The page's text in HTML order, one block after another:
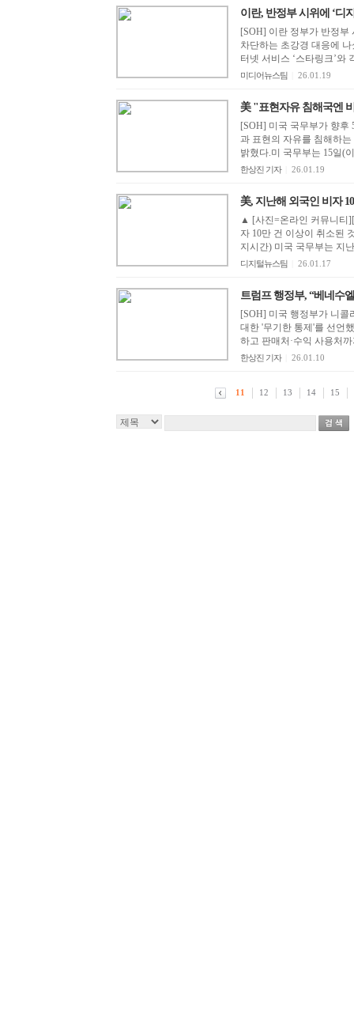
이란, 반정부 시위에 ‘
[SOH] 이란 정부가 반정
차단하는 초강경 대응에
터넷 서비스 ‘스타링크’와
미디어뉴스팀 26.01.19
美 "표현자유 침해국엔
[SOH] 미국 국무부가 향후
과 표현의 자유를 침해하
밝혔다.미 국무부는 15일(
한상진 기자 26.01.19
美, 지난해 외국인 비자
▲ [사진=온라인 커뮤니티
자 10만 건 이상이 취소된
지시간) 미국 국무부는 지
디지털뉴스팀 26.01.17
트럼프 행정부, “베네수
[SOH] 미국 행정부가 니
대한 '무기한 통제'를 선언
하고 판매처·수익 사용처
한상진 기자 26.01.10
11 12 13 14 15